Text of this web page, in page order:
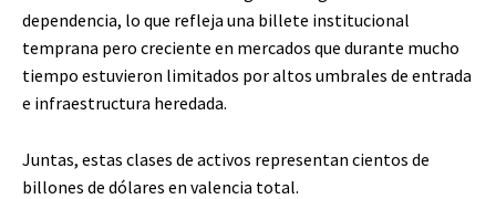
dependencia, lo que refleja una billete institucional
temprana pero creciente en mercados que durante mucho
tiempo estuvieron limitados por altos umbrales de entrada
e infraestructura heredada.
Juntas, estas clases de activos representan cientos de
billones de dólares en valencia total.